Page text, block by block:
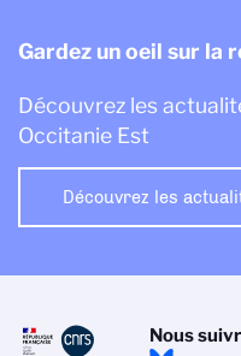
Gardez un oeil sur la
Découvrez les
Occitanie Est
Découvrez les
Nous